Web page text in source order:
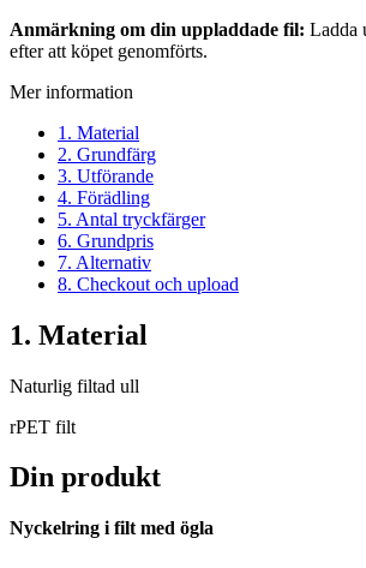
Anmärkning om din uppladdade fil: Ladda
efter att köpet genomförts.
Mer information
1. Material
2. Grundfärg
3. Utförande
4. Förädling
5. Antal tryckfärger
6. Grundpris
7. Alternativ
8. Checkout och upload
1. Material
Naturlig filtad ull
rPET filt
Din produkt
Nyckelring i filt med ögla